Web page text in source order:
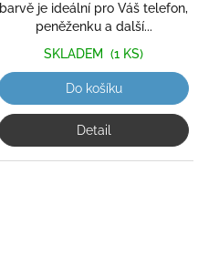
barvě je ideální pro Váš telefon,
peněženku a další...
SKLADEM (1 KS)
Do košíku
Detail